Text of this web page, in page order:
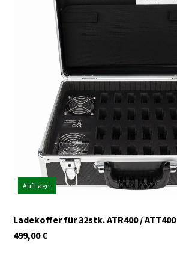
Auf Lager
Ladekoffer für 32stk. ATR400 / ATT400
€
499,00